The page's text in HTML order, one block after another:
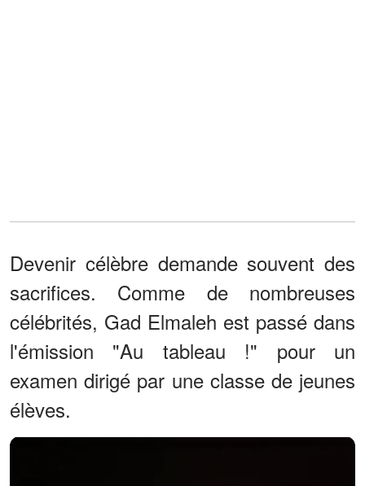
Devenir célèbre demande souvent des
sacrifices. Comme de nombreuses
célébrités, Gad Elmaleh est passé dans
l'émission "Au tableau !" pour un
examen dirigé par une classe de jeunes
élèves.